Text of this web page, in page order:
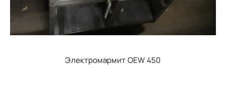
Электромармит OEW 450